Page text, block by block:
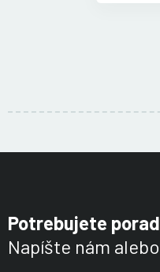
Potrebujete
Napíšte nám